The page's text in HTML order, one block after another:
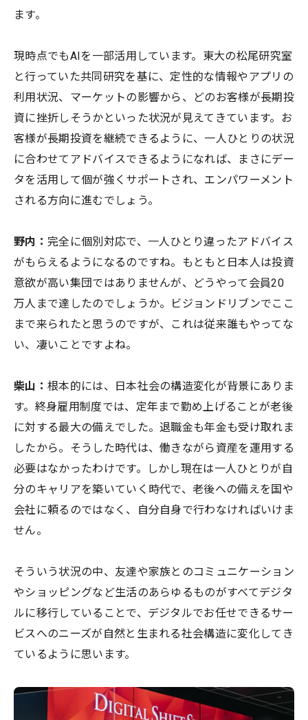
ます。
現時点でもAIを一部活用しています。東大の松尾研究室
と行っていた共同研究を基に、定性的な情報やアプリの
利用状況、マーケットの影響から、どのお客様が長期投
資に挫折しそうかといった状況が見えてきています。お
客様が長期投資を継続できるように、一人ひとりの状況
に合わせてアドバイスできるようになれば、まさにデー
タを活用して個が強くサポートされ、エンパワーメント
される方向に進むでしょう。
野内： 完全に個別対応で、一人ひとり違ったアドバイス
がもらえるようになるのですね。もともと日本人は投資
意欲が高い集団ではありませんが、どうやって会員20
万人まで達したのでしょうか。ビジョンドリブンでここ
まで来られたと思うのですが、これは従来誰もやってな
い、凄いことですよね。
柴山： 根本的には、日本社会の構造変化が背景にありま
す。終身雇用制度では、定年まで勤め上げることが老後
に対する最大の備えでした。退職金も年金も受け取れま
したから。そうした時代は、働きながら資産を運用する
必要はなかったわけです。しかし現在は一人ひとりが自
分のキャリアを築いていく時代で、老後への備えを国や
会社に頼るのではなく、自分自身で行わなければいけま
せん。
そういう状況の中、友達や家族とのコミュニケーション
やショッピングなど生活のあらゆるものがすべてデジタ
ルに移行していることで、デジタルでお任せできるサー
ビスへのニーズが自然と生まれる社会構造に変化してき
ているように思います。